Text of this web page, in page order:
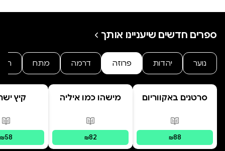
ספרים חדשים שיעניינו אותך
נוער יהדות פרוזה דרמה מתח
סרטנים באקווריום
פורמטים זמינים מודפס
₪88
מישהו כמו איליה
פורמטים זמינים מודפס
₪82
קיץ
₪58